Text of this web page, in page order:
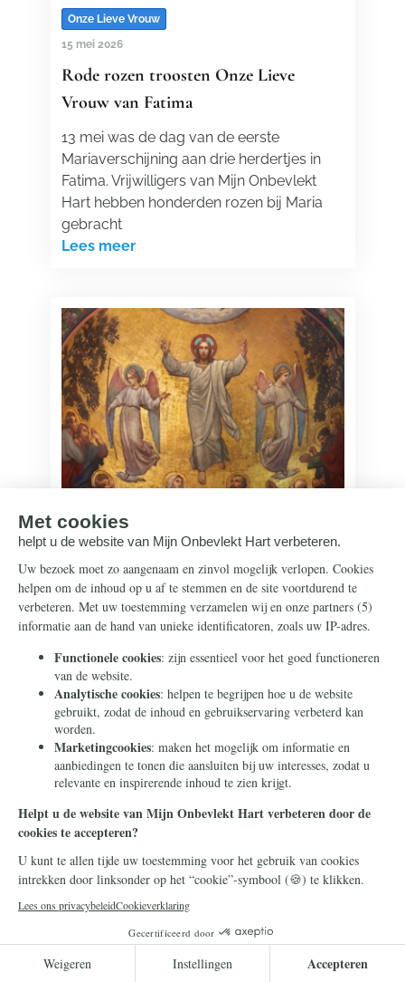
Onze Lieve Vrouw
15 mei 2026
Rode rozen troosten Onze Lieve
Vrouw van Fatima
13 mei was de dag van de eerste
Mariaverschijning aan drie herdertjes in
Fatima. Vrijwilligers van Mijn Onbevlekt
Hart hebben honderden rozen bij Maria
gebracht
Lees meer
11 mei 2026
De Hemelvaart van Onze Lieve Heer
Hij is ten hemel gevaren en zit aan de
rechterhand van de Vader
Campagnenieuws
Zo maakt u Mijn Onbevlekt Hart zal